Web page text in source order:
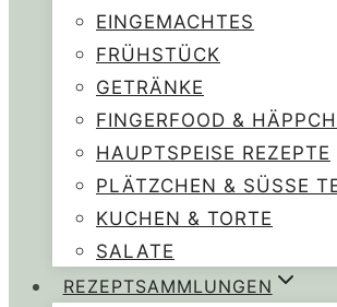
EINGEMACHTES
FRÜHSTÜCK
GETRÄNKE
FINGERFOOD &
HAUPTSPEISE REZEPTE
PLÄTZCHEN & SÜSSE
KUCHEN & TORTE
SALATE
REZEPTSAMMLUNGEN